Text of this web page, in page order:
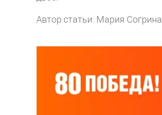
Автор статьи: Мария Согрина